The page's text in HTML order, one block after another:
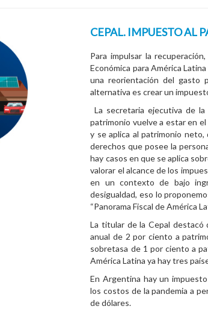
CEPAL. IMPUESTO AL
Para impulsar la
Económica para América
una reorientación del gasto
alternativa es crear un
La secretaria ejecutiva de
patrimonio vuelve a estar en
y se aplica al patrimonio
derechos que posee la
hay casos en que se aplica
valorar el alcance de los
en un contexto de bajo
desigualdad, eso lo
“Panorama Fiscal de América
La titular de la Cepal destacó
anual de 2 por ciento a
sobretasa de 1 por ciento a
América Latina ya hay tres
En Argentina hay un
los costos de la pandemia a
de dólares.